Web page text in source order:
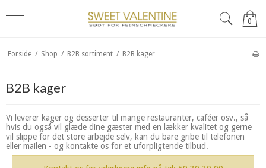
0
Forside / Shop / B2B sortiment / B2B kager
B2B kager
Vi leverer kager og desserter til mange restauranter, caféer osv., så
hvis du også vil glæde dine gæster med en lækker kvalitet og gerne
vil slippe for det store arbejde selv, kan du bare gribe til telefonen
eller mailen - og kontakte os for et uforpligtende tilbud.